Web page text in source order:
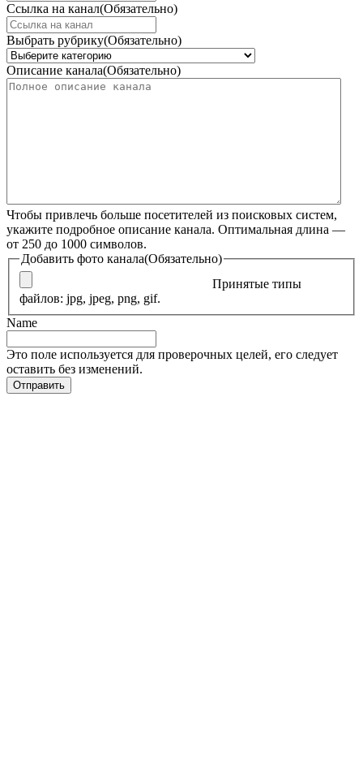
Ссылка на канал(Обязательно)
Выбрать рубрику(Обязательно)
Описание канала(Обязательно)
Чтобы привлечь больше посетителей из поисковых систем,
укажите подробное описание канала. Оптимальная длина —
от 250 до 1000 символов.
Добавить фото канала(Обязательно)
Принятые типы
файлов: jpg, jpeg, png, gif.
Name
Это поле используется для проверочных целей, его следует
оставить без изменений.